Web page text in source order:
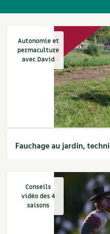
Autonomie et
permaculture
avec David
Fauchage au jardin,
Conseils
vidéo des 4
saisons